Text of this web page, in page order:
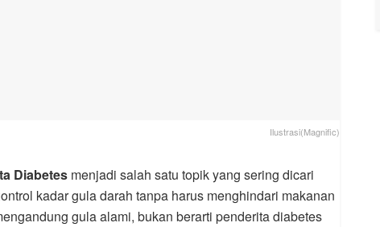
Ilustrasi(Magnific)
Diabetes menjadi salah satu topik yang sering dicari
kadar gula darah tanpa harus menghindari makanan
gula alami, bukan berarti penderita diabetes